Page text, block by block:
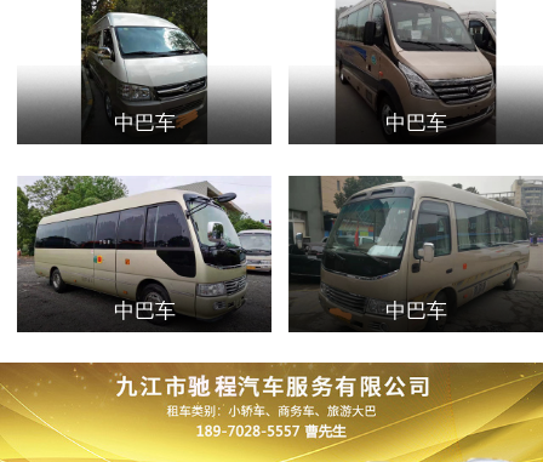
中巴车 中巴车
中巴车 中巴车